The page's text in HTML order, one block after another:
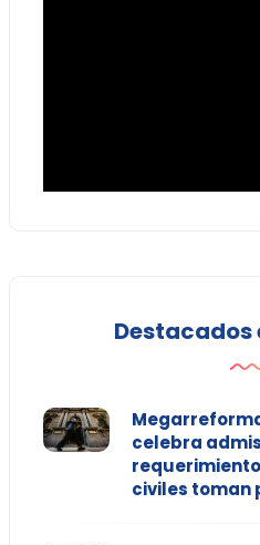
Destacados
celebra
civiles toman